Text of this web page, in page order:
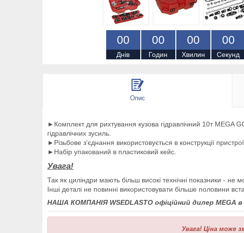
00
Днів
00
Годин
00
Хвилин
00
Секунд
Опис
►Комплект для рихтування кузова гідравлічний 10т MEGA
гідравлічних зусиль.
►Різьбове з'єднання використовується в конструкції
►Набір упакований в пластиковий кейс.
Увага!
Так як циліндри мають більш високі технічні показники -
Інші деталі не повинні використовувати більше половини
НАША КОМПАНІЯ WSEDLASTO офіційний дилер MEGA в
Увага! Ціна може